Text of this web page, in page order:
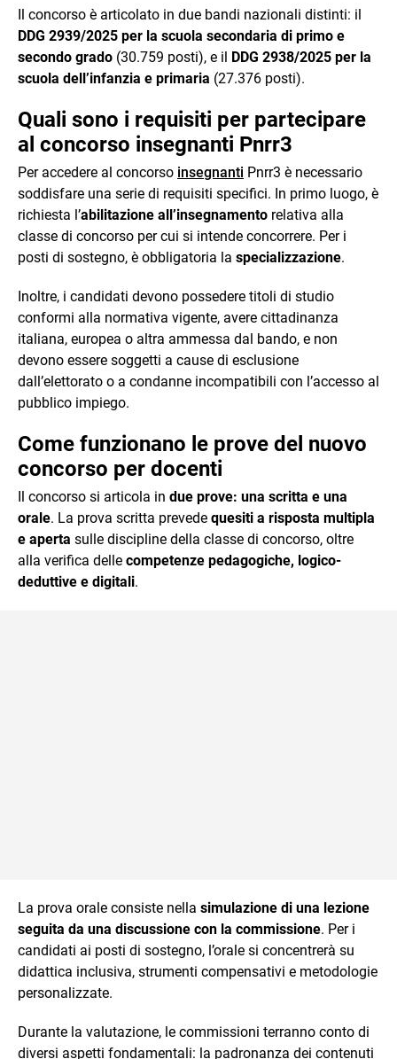
Il concorso è articolato in due bandi nazionali distinti: il
DDG 2939/2025 per la scuola secondaria di primo e
secondo grado (30.759 posti), e il DDG 2938/2025 per la
scuola dell’infanzia e primaria (27.376 posti).
Quali sono i requisiti per partecipare
al concorso insegnanti Pnrr3
Per accedere al concorso insegnanti Pnrr3 è necessario
soddisfare una serie di requisiti specifici. In primo luogo, è
richiesta l’abilitazione all’insegnamento relativa alla
classe di concorso per cui si intende concorrere. Per i
posti di sostegno, è obbligatoria la specializzazione.
Inoltre, i candidati devono possedere titoli di studio
conformi alla normativa vigente, avere cittadinanza
italiana, europea o altra ammessa dal bando, e non
devono essere soggetti a cause di esclusione
dall’elettorato o a condanne incompatibili con l’accesso al
pubblico impiego.
Come funzionano le prove del nuovo
concorso per docenti
Il concorso si articola in due prove: una scritta e una
orale. La prova scritta prevede quesiti a risposta multipla
e aperta sulle discipline della classe di concorso, oltre
alla verifica delle competenze pedagogiche, logico-
deduttive e digitali.
La prova orale consiste nella simulazione di una lezione
seguita da una discussione con la commissione. Per i
candidati ai posti di sostegno, l’orale si concentrerà su
didattica inclusiva, strumenti compensativi e metodologie
personalizzate.
Durante la valutazione, le commissioni terranno conto di
diversi aspetti fondamentali: la padronanza dei contenuti